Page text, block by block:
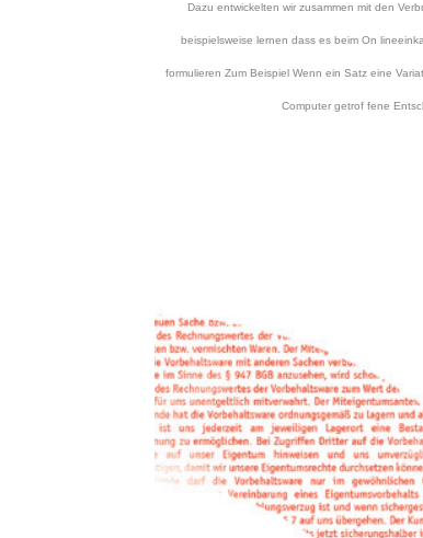
Dazu entwickelten wir zusammen mit den
beispielsweise lernen dass es beim On
formulieren Zum Beispiel Wenn ein Satz eine
Computer getrof fene